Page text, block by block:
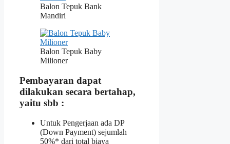
Balon Tepuk Bank
Mandiri
Balon Tepuk Baby
Milioner
Pembayaran dapat
dilakukan secara bertahap,
yaitu sbb :
Untuk Pengerjaan ada DP
(Down Payment) sejumlah
50%* dari total biaya